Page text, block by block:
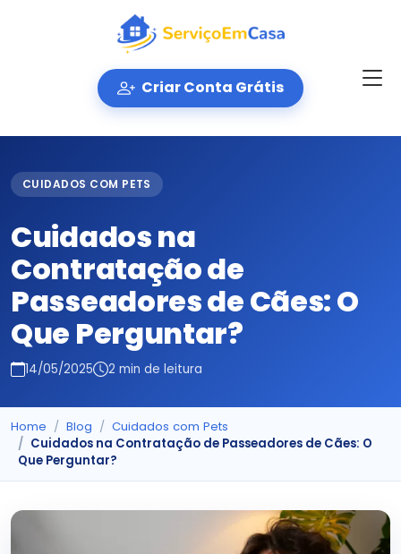
Criar Conta Grátis
CUIDADOS COM PETS
Cuidados na
Contratação de
Passeadores de Cães: O
Que Perguntar?
14/05/2025 2 min de leitura
Home Blog
Cuidados com Pets
Cuidados na Contratação de Passeadores de Cães: O
Que Perguntar?